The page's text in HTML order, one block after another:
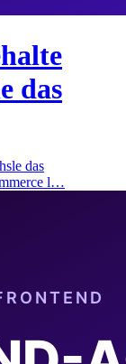
das
das
l…